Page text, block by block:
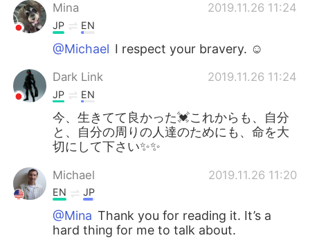
Mina 2019.11.26 11:24
JP EN
@Michael I respect your bravery. ☺️
Dark Link 2019.11.26 11:24
JP EN
今、生きてて良かった💓これからも、自分
と、自分の周りの人達のためにも、命を大
切にして下さい✨✨
Michael 2019.11.26 11:20
EN JP
@Mina Thank you for reading it. It’s a
hard thing for me to talk about.